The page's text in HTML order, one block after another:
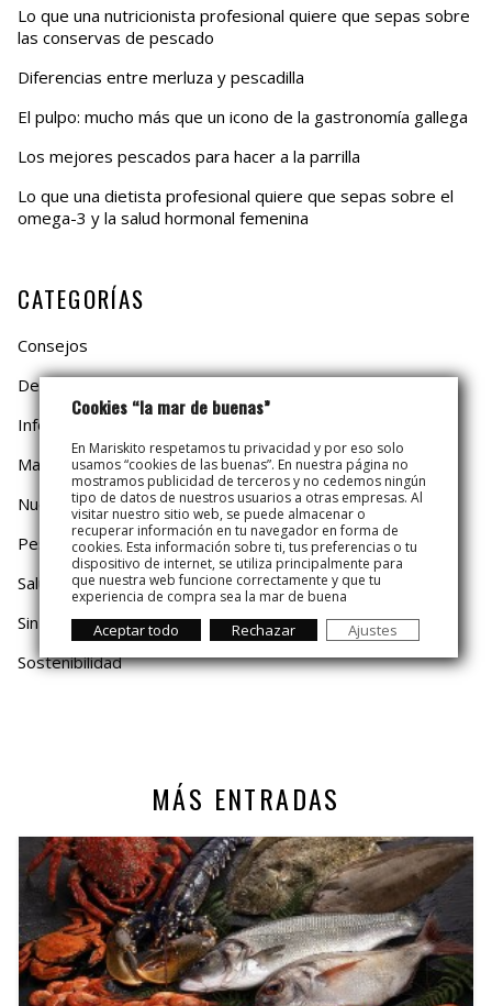
Lo que una nutricionista profesional quiere que sepas sobre
las conservas de pescado
Diferencias entre merluza y pescadilla
El pulpo: mucho más que un icono de la gastronomía gallega
Los mejores pescados para hacer a la parrilla
Lo que una dietista profesional quiere que sepas sobre el
omega-3 y la salud hormonal femenina
CATEGORÍAS
Consejos
De Temporada
Información
Mariskito
Nuestro Mar
Pesca y Mar
Salud y Dieta
Sin categoría
Sostenibilidad
MÁS ENTRADAS
Cookies “la mar de buenas”
En Mariskito respetamos tu privacidad y por eso solo
usamos “cookies de las buenas”. En nuestra página no
mostramos publicidad de terceros y no cedemos ningún
tipo de datos de nuestros usuarios a otras empresas. Al
visitar nuestro sitio web, se puede almacenar o
recuperar información en tu navegador en forma de
cookies. Esta información sobre ti, tus preferencias o tu
dispositivo de internet, se utiliza principalmente para
que nuestra web funcione correctamente y que tu
experiencia de compra sea la mar de buena
Aceptar todo Rechazar Ajustes